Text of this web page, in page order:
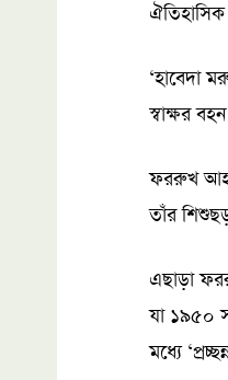
ঐতিহাসিক
‘হাবেদা
স্বাক্ষর
ফররুখ
তাঁর
এছাড়া
যা ১৯৫০
মধ্যে